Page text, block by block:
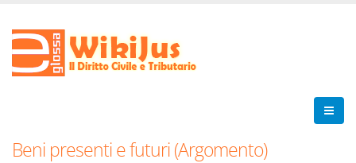
Beni presenti e futuri (Argomento)